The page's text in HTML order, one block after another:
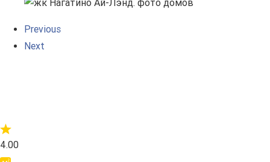
Previous
Next
4.00